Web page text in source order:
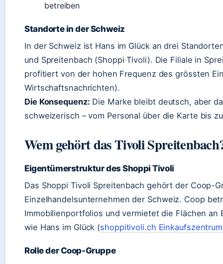
betreiben
Standorte in der Schweiz
In der Schweiz ist Hans im Glück an drei
und Spreitenbach (Shoppi Tivoli). Die Filiale in
profitiert von der hohen Frequenz des grössten
Wirtschaftsnachrichten).
Die Konsequenz: Die Marke bleibt deutsch, aber
schweizerisch – vom Personal über die Karte bis
Wem gehört das Tivoli
Eigentümerstruktur des Shoppi Tivoli
Das Shoppi Tivoli Spreitenbach gehört der Coop-
Einzelhandelsunternehmen der Schweiz. Coop
Immobilienportfolios und vermietet die Flächen an
wie Hans im Glück (shoppitivoli.ch
Rolle der Coop-Gruppe